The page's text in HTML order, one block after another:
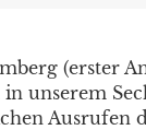
(erster
unserem
Ausrufen